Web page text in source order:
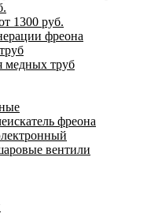
1300 руб.
фреона
медных труб
фреона
вентили